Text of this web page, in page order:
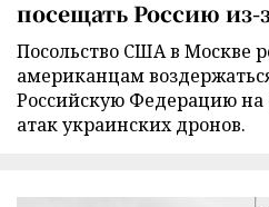
посещать Россию из-
Посольство США в Москве
американцам
Российскую Федерацию
атак украинских дронов.